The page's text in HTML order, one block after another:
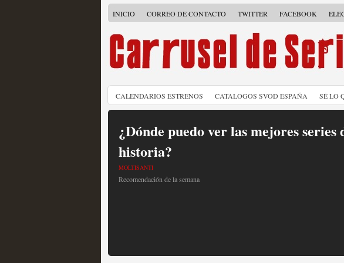
INICIO CORREO DE CONTACTO TWITTER FACEBOOK
CALENDARIOS ESTRENOS CATALOGOS SVOD ESPAÑA SÉ LO
¿Dónde puedo ver las mejores series
historia?
MOLTISANTI
Recomendación de la semana